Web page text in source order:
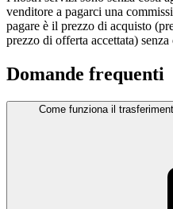
venditore a pagarci una
pagare è il prezzo di acquisto
prezzo di offerta accettata)
Domande frequenti
Come funziona il